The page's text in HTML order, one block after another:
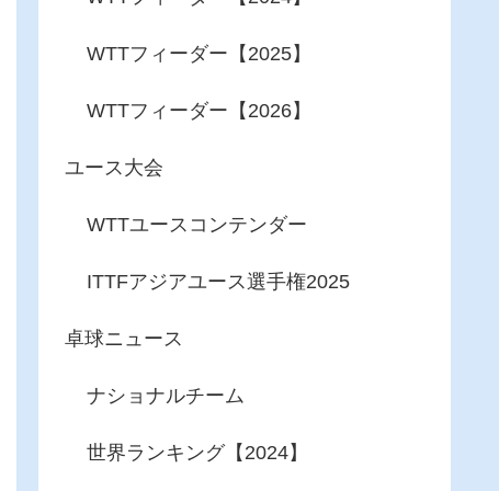
WTTフィーダー【2025】
WTTフィーダー【2026】
ユース大会
WTTユースコンテンダー
ITTFアジアユース選手権2025
卓球ニュース
ナショナルチーム
世界ランキング【2024】